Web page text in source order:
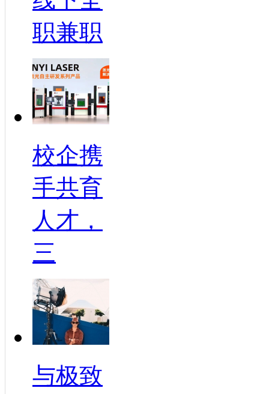
职兼职
校企携
手共育
人才，
三
与极致